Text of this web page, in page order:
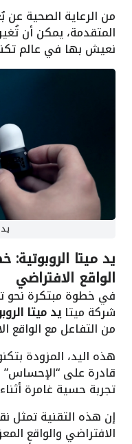
من الرعاية الصحية عن
المتقدمة، يمكن أن
نعيش بها في عالم
يد ميتا
الواقع الافتراضي
في خطوة مبتكرة نحو
شركة ميتايد ميتا
من التفاعل مع الواقع
هذه اليد، المزودة
قادرة على
تجربة حسية غامرة
إن هذه التقنية تمثل
الافتراضي والواقع